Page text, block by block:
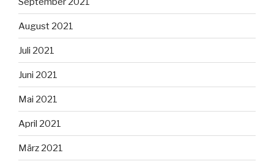
August 2021
Juli 2021
Juni 2021
Mai 2021
April 2021
März 2021